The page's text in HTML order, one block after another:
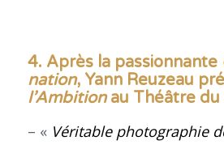
4. Après la passionnante
nation, Yann Reuzeau
l’Ambitionau Théâtre du
– « Véritable photographie